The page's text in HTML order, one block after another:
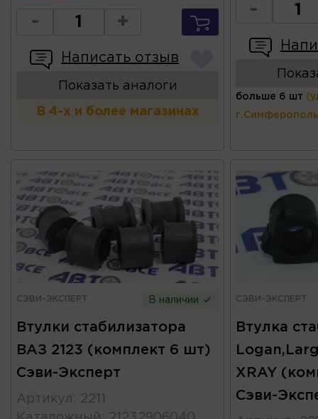
- +
Написать отзыв
Показать аналоги
В 4-х и более магазинах
-
больше 6 шт
СЭВИ-ЭКСПЕРТ В наличии
Втулки стабилизатора
ВАЗ 2123 (комплект 6 шт)
Сэви-Эксперт
Артикул : 2211
СЭВИ-ЭКСПЕРТ
Втулка
XRAY
Сэви-